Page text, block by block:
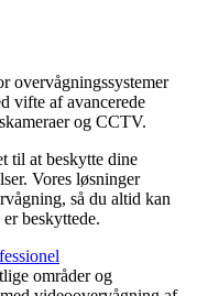
overvågningssystemer
vifte af avancerede
og CCTV.
til at beskytte dine
Vores løsninger
så du altid kan
beskyttede.
områder og